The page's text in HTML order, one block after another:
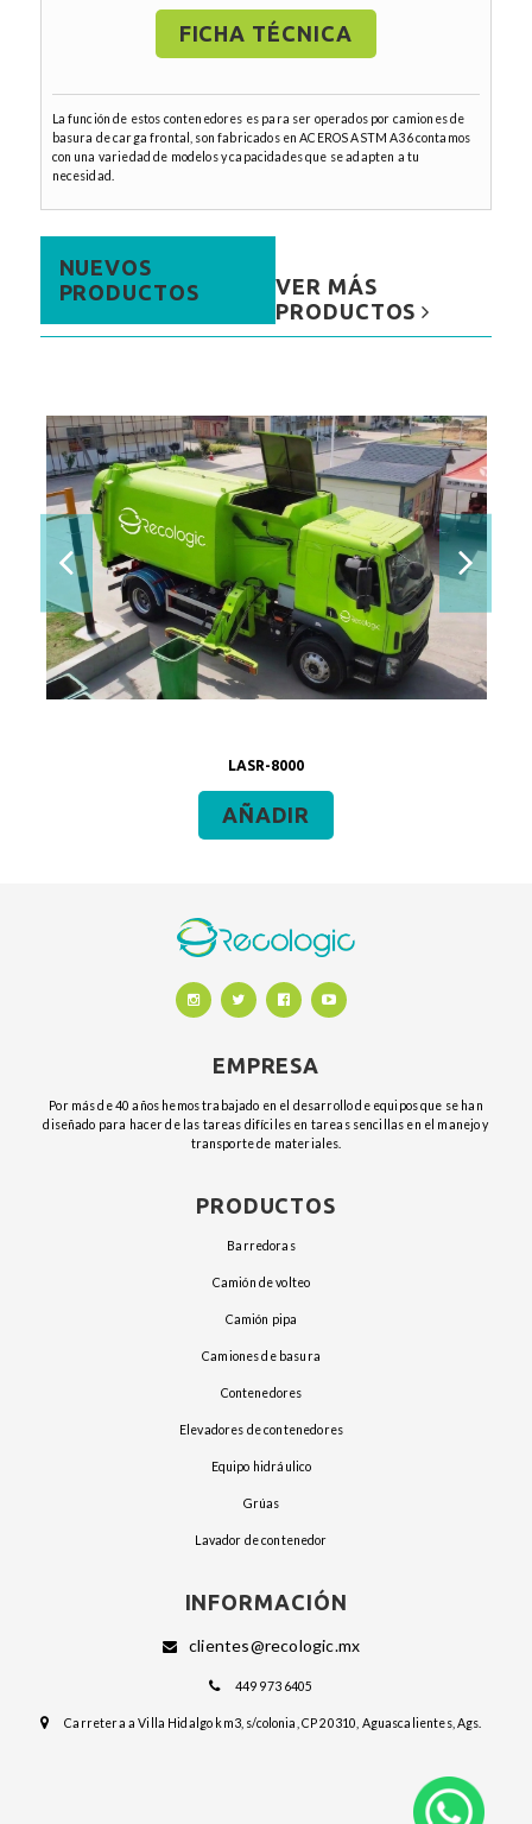
FICHA TÉCNICA
La función de estos contenedores es para ser operados por camiones de
basura de carga frontal, son fabricados en ACEROS ASTM A36 contamos
con una variedad de modelos y capacidades que se adapten a tu
necesidad.
NUEVOS
PRODUCTOS
VER MÁS
PRODUCTOS
LASR-8000
AÑADIR
EMPRESA
Por más de 40 años hemos trabajado en el desarrollo de equipos que se han
diseñado para hacer de las tareas difíciles en tareas sencillas en el manejo y
transporte de materiales.
PRODUCTOS
barredoras
camión de volteo
camión pipa
camiones de basura
contenedores
elevadores de contenedores
equipo hidráulico
grúas
lavador de contenedor
INFORMACIÓN
clientes@recologic.mx
449 973 6405
Carretera a Villa Hidalgo km3, s/colonia, CP 20310, Aguascalientes, Ags.